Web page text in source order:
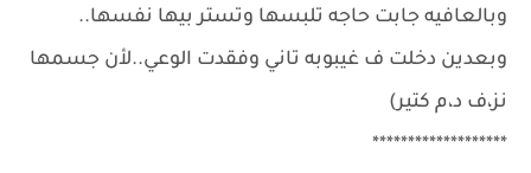
وبالعافيه جابت حاجه تلبسها وتستر بيها نفسها..
وبعدين دخلت ف غيبوبه تاني وفقدت الوعي..لأن جسمها
نز،ف د،م كتير)
*******************